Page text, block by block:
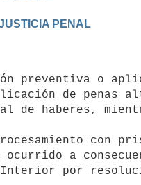
PENAL
de penas
de haberes,
a
por